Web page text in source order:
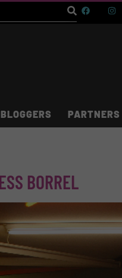
BLOGGERS PARTNERS
BORREL